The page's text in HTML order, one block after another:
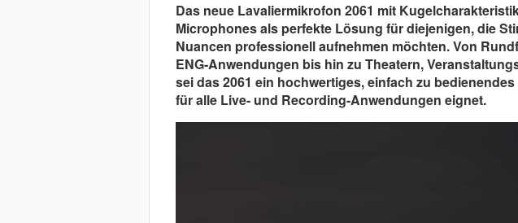
Das neue Lavaliermikrofon 2061 mit
Microphones als perfekte Lösung für diejenigen, die
Nuancen professionell aufnehmen möchten. Von
ENG-Anwendungen bis hin zu Theatern,
sei das 2061 ein hochwertiges, einfach zu
für alle Live- und Recording-Anwendungen eignet.